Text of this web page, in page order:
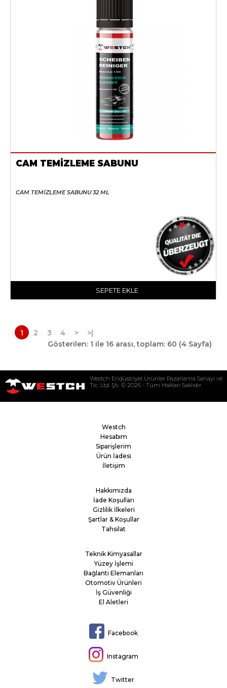
CAM TEMİZLEME SABUNU
CAM TEMİZLEME SABUNU 32 ML
SEPETE EKLE
1 2 3 4 >
>|
Gösterilen: 1 ile 16 arası, toplam: 60 (4 Sayfa)
Westch Endüstriyel Ürünler Pazarlama Sanayi ve
Tic. Ltd. Şti. © 2026 - Tüm Hakları Saklıdır.
Westch
Hesabım
Siparişlerim
Ürün İadesi
İletişim
Hakkımızda
İade Koşulları
Gizlilik İlkeleri
Şartlar & Koşullar
Tahsilat
Teknik Kimyasallar
Yüzey İşlemi
Bağlantı Elemanları
Otomotiv Ürünleri
İş Güvenliği
El Aletleri
Facebook
Instagram
Twitter